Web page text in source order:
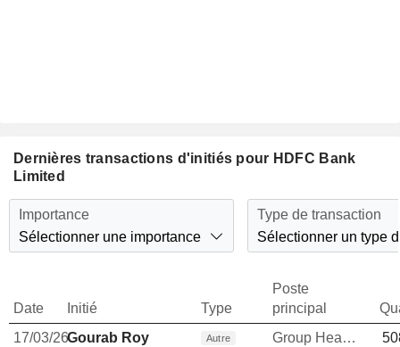
Dernières transactions d'initiés pour HDFC Bank
Limited
Importance
Sélectionner une importance
Type de transaction
Sélectionner un type
Date Initié Type
Poste
principal
17/03/26Gourab Roy Autre Group Head - Operations